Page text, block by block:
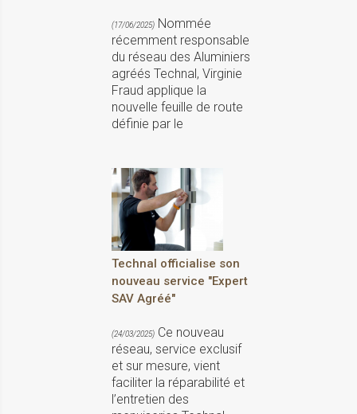
(17/06/2025) Nommée
récemment responsable
du réseau des Aluminiers
agréés Technal, Virginie
Fraud applique la
nouvelle feuille de route
définie par le
Technal officialise son
nouveau service "Expert
SAV Agréé"
(24/03/2025) Ce nouveau
réseau, service exclusif
et sur mesure, vient
faciliter la réparabilité et
l’entretien des